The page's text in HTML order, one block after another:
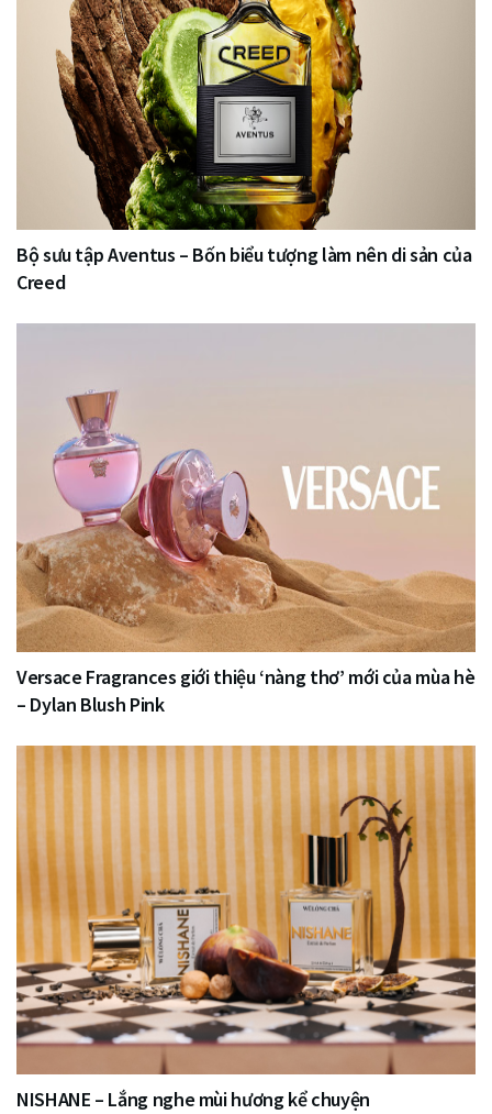
Bộ sưu tập Aventus – Bốn biểu tượng làm nên di sản của
Creed
Versace Fragrances giới thiệu ‘nàng thơ’ mới của mùa hè
– Dylan Blush Pink
NISHANE – Lắng nghe mùi hương kể chuyện